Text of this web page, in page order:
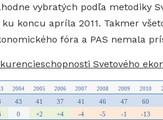
vybratých podľa metodiky
koncu apríla 2011. Takmer
fóra a PAS nemala
Svetového
2004 2005 2006 2007 2008 2009 2010
43 41 37 41 46 47 60
0 +2 +4 -4 -5 -1 -13